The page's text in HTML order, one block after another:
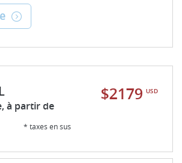
à partir de
$2179 USD
* taxes en sus